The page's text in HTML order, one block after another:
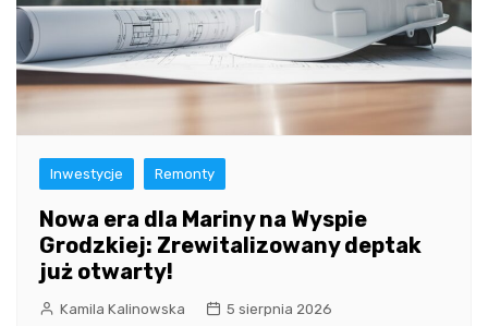
Inwestycje Remonty
Nowa era dla Mariny na Wyspie
Grodzkiej: Zrewitalizowany deptak
już otwarty!
Kamila Kalinowska 5 sierpnia 2026